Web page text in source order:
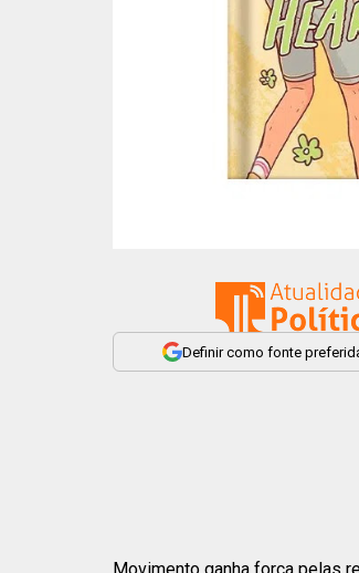
Definir como fonte